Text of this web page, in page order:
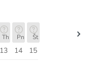
13
Th
14
Pn
15
Št